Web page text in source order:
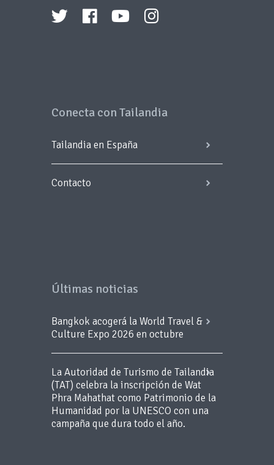
Conecta con Tailandia
Tailandia en España
Contacto
Últimas noticias
Bangkok acogerá la World Travel &
Culture Expo 2026 en octubre
La Autoridad de Turismo de Tailandia
(TAT) celebra la inscripción de Wat
Phra Mahathat como Patrimonio de la
Humanidad por la UNESCO con una
campaña que dura todo el año.